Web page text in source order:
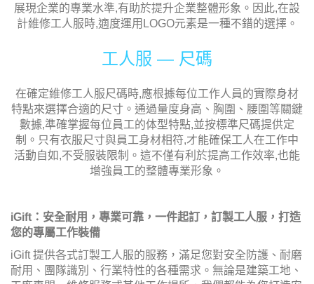
如何選擇適合維修工人的工服
呢?
工人服 — 款式
如耐磨、防污等特點,以滿足工作需求。同時,適度融入企業
標識等元素,有利於塑造專業形象,提升企業品牌形象。
工人服 — 布料